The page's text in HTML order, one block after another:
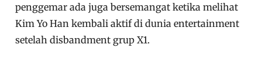
penggemar ada juga bersemangat ketika melihat
Kim Yo Han kembali aktif di dunia entertainment
setelah disbandment grup X1.